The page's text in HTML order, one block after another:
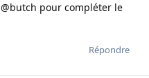
pour compléter le
Répondre